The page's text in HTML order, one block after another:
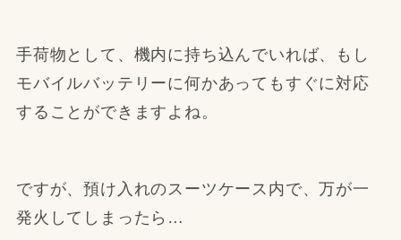
手荷物として、機内に持ち込んでいれば、もし
モバイルバッテリーに何かあってもすぐに対応
することができますよね。
ですが、預け入れのスーツケース内で、万が一
発火してしまったら…